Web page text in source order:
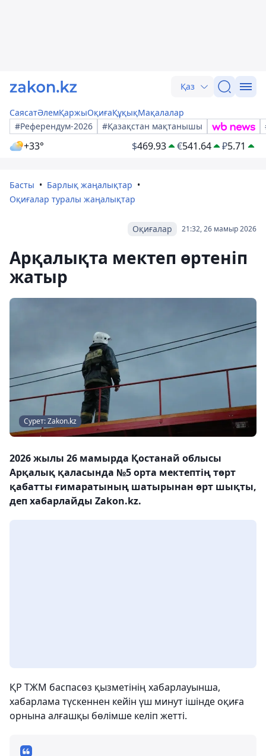
Қаз
СаясатӘлемҚаржыОқиғаҚұқықМақалалар
#Референдум-2026
#Қазақстан мақтанышы
+33° $469.93 €541.64 ₽5.71
Басты
Барлық жаңалықтар
Оқиғалар туралы жаңалықтар
21:32, 26 мамыр 2026
Оқиғалар
Арқалықта мектеп өртеніп
жатыр
Сурет: Zakon.kz
2026 жылы 26 мамырда Қостанай облысы
Арқалық қаласында №5 орта мектептің төрт
қабатты ғимаратының шатырынан өрт шықты,
деп хабарлайды Zakon.kz.
ҚР ТЖМ баспасөз қызметінің хабарлауынша,
хабарлама түскеннен кейін үш минут ішінде оқиға
орнына алғашқы бөлімше келіп жетті.